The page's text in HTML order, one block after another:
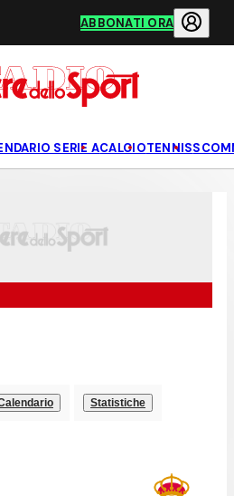
ABBONATI ORA
SERIE ACALCIOTENNIS
Statistiche